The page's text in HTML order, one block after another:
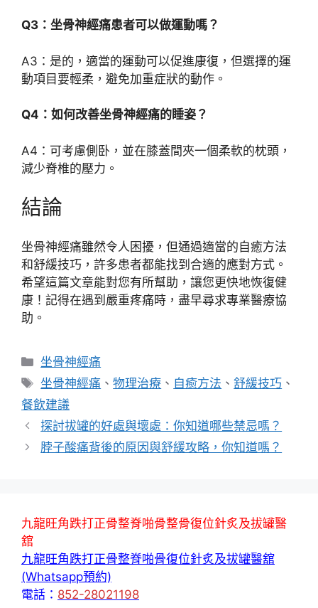
Q3：坐骨神經痛患者可以做運動嗎？
A3：是的，適當的運動可以促進康復，但選擇的運
動項目要輕柔，避免加重症狀的動作。
Q4：如何改善坐骨神經痛的睡姿？
A4：可考慮側卧，並在膝蓋間夾一個柔軟的枕頭，
減少脊椎的壓力。
結論
坐骨神經痛雖然令人困擾，但通過適當的自癒方法
和舒緩技巧，許多患者都能找到合適的應對方式。
希望這篇文章能對您有所幫助，讓您更快地恢復健
康！記得在遇到嚴重疼痛時，盡早尋求專業醫療協
助。
分
類
坐骨神經痛
標
籤
坐骨神經痛 、物理治療 、 自癒方法 、舒緩技巧 、
餐飲建議
探討拔罐的好處與壞處：你知道哪些禁忌嗎？
脖子酸痛背後的原因與舒緩攻略，你知道嗎？
九龍旺角跌打正骨整脊啪骨整骨復位針炙及拔罐醫
舘
九龍旺角跌打正骨整脊啪骨復位針炙及拔罐醫舘
(Whatsapp預約)
電話： 852-28021198